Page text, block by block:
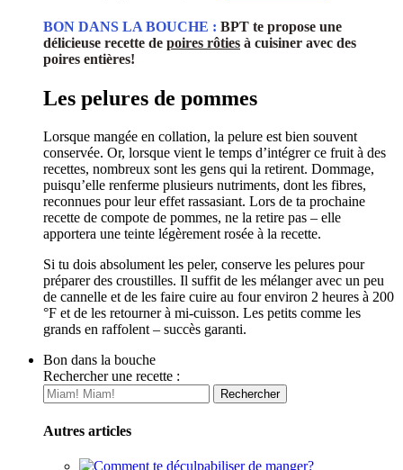
BON DANS LA BOUCHE : BPT te propose une
délicieuse recette de poires rôties à cuisiner avec des
poires entières!
Les pelures de pommes
Lorsque mangée en collation, la pelure est bien souvent
conservée. Or, lorsque vient le temps d’intégrer ce fruit à des
recettes, nombreux sont les gens qui la retirent. Dommage,
puisqu’elle renferme plusieurs nutriments, dont les fibres,
reconnues pour leur effet rassasiant. Lors de ta prochaine
recette de compote de pommes, ne la retire pas – elle
apportera une teinte légèrement rosée à la recette.
Si tu dois absolument les peler, conserve les pelures pour
préparer des croustilles. Il suffit de les mélanger avec un peu
de cannelle et de les faire cuire au four environ 2 heures à 200
°F et de les retourner à mi-cuisson. Les petits comme les
grands en raffolent – succès garanti.
Bon dans la bouche
Rechercher une recette :
Autres articles